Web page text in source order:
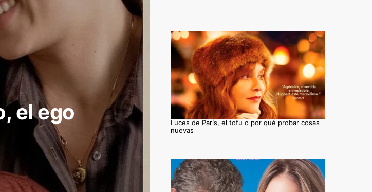
el ego
Luces de París, el tofu o por qué probar cosas
nuevas